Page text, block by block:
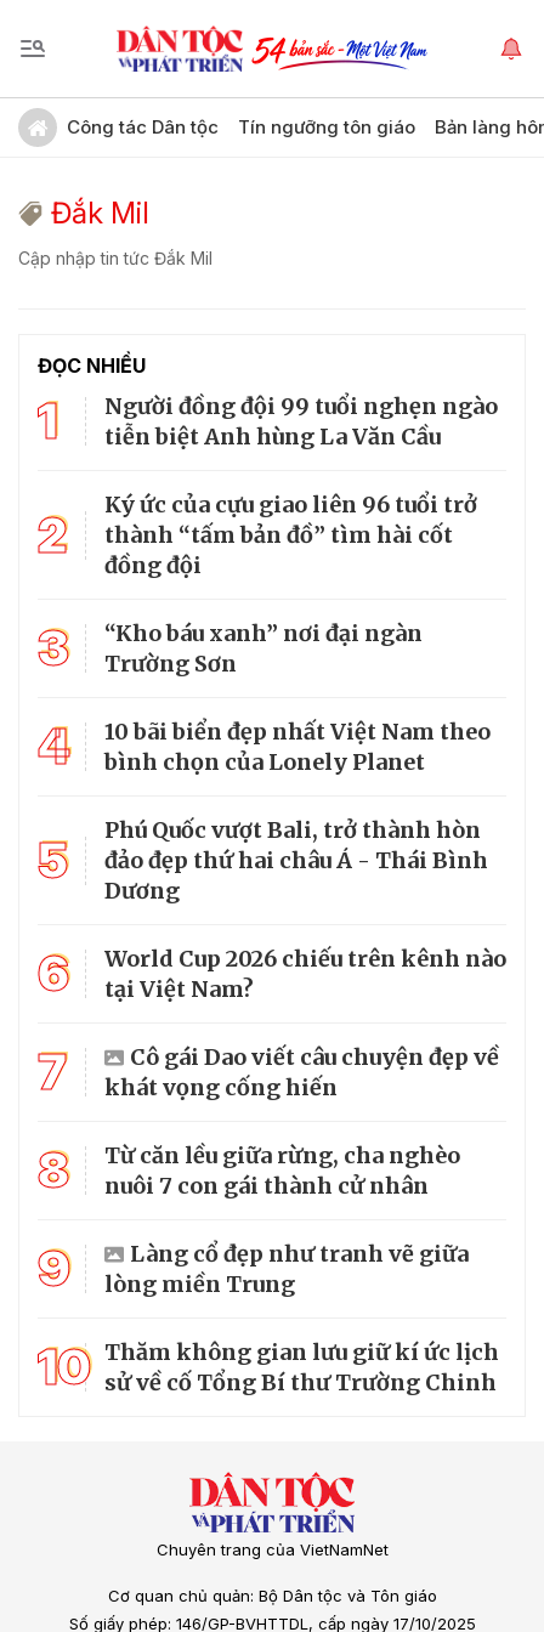
Công tác Dân tộc Tín ngưỡng tôn giáo Bản làng
Đắk Mil
Cập nhập tin tức Đắk Mil
ĐỌC NHIỀU
1
Người đồng đội 99 tuổi nghẹn ngào
tiễn biệt Anh hùng La Văn Cầu
2
Ký ức của cựu giao liên 96 tuổi trở
thành “tấm bản đồ” tìm hài cốt
đồng đội
3
“Kho báu xanh” nơi đại ngàn
Trường Sơn
4
10 bãi biển đẹp nhất Việt Nam theo
bình chọn của Lonely Planet
5
Phú Quốc vượt Bali, trở thành hòn
đảo đẹp thứ hai châu Á - Thái Bình
Dương
6
World Cup 2026 chiếu trên kênh nào
tại Việt Nam?
7
Cô gái Dao viết câu chuyện đẹp về
khát vọng cống hiến
8
Từ căn lều giữa rừng, cha nghèo
nuôi 7 con gái thành cử nhân
9
Làng cổ đẹp như tranh vẽ giữa
lòng miền Trung
10 Thăm không gian lưu giữ kí ức lịch
sử về cố Tổng Bí thư Trường Chinh
Chuyên trang của VietNamNet
Cơ quan chủ quản: Bộ Dân tộc và Tôn giáo
Số giấy phép: 146/GP-BVHTTDL, cấp ngày 17/10/2025